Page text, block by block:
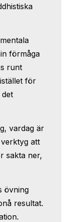
förmåga
runt
för
vardag är
att
sakta ner,
övning
resultat.